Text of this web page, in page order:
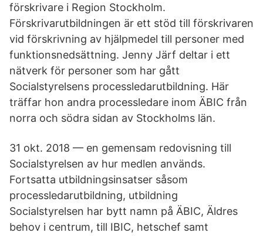
förskrivare i Region Stockholm.
Förskrivarutbildningen är ett stöd till förskrivaren
vid förskrivning av hjälpmedel till personer med
funktionsnedsättning. Jenny Järf deltar i ett
nätverk för personer som har gått
Socialstyrelsens processledarutbildning. Här
träffar hon andra processledare inom ÄBIC från
norra och södra sidan av Stockholms län.
31 okt. 2018 — en gemensam redovisning till
Socialstyrelsen av hur medlen används.
Fortsatta utbildningsinsatser såsom
processledarutbildning, utbildning
Socialstyrelsen har bytt namn på ÄBIC, Äldres
behov i centrum, till IBIC, hetschef samt